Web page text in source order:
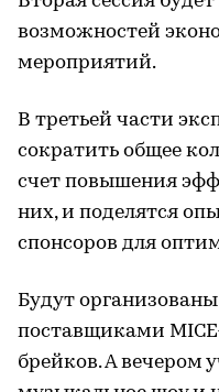
возможностей
мероприятий.
В третьей части
сократить общее
счет повышения
них, и поделятся
спонсоров для
Будут
поставщиками
брейков. А вечером